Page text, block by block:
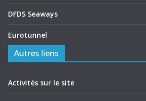
DFDS Seaways
Eurotunnel
Autres liens
Activités sur le site